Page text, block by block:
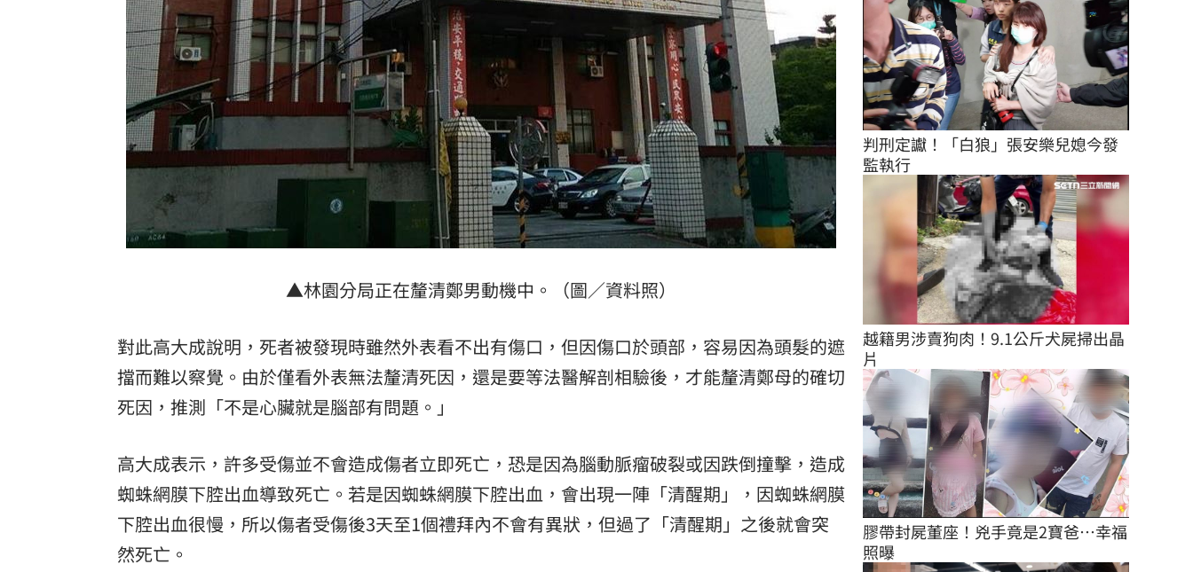
▲林園分局正在釐清鄭男動機中。（圖／資料照）
對此高大成說明，死者被發現時雖然外表看不出有傷口，但因傷口於頭部，容易因為頭髮的遮
擋而難以察覺。由於僅看外表無法釐清死因，還是要等法醫解剖相驗後，才能釐清鄭母的確切
死因，推測「不是心臟就是腦部有問題。」
高大成表示，許多受傷並不會造成傷者立即死亡，恐是因為腦動脈瘤破裂或因跌倒撞擊，造成
蜘蛛網膜下腔出血導致死亡。若是因蜘蛛網膜下腔出血，會出現一陣「清醒期」，因蜘蛛網膜
下腔出血很慢，所以傷者受傷後3天至1個禮拜內不會有異狀，但過了「清醒期」之後就會突
然死亡。
判刑定讞！「白狼」張安樂兒媳今發
監執行
越籍男涉賣狗肉！9.1公斤犬屍掃出晶
片
膠帶封屍董座！兇手竟是2寶爸…幸福
照曝